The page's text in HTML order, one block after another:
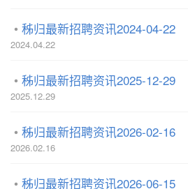
秭归最新招聘资讯2024-04-22
2024.04.22
秭归最新招聘资讯2025-12-29
2025.12.29
秭归最新招聘资讯2026-02-16
2026.02.16
秭归最新招聘资讯2026-06-15